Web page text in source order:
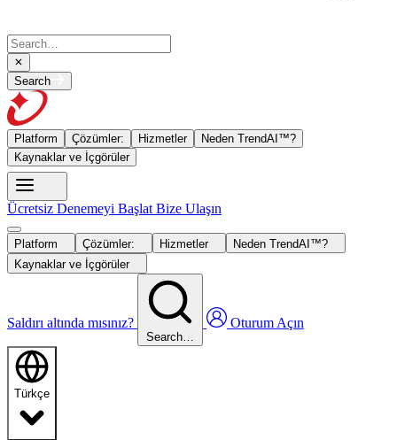
Search
Platform Çözümler: Hizmetler
Neden TrendAI™?
Kaynaklar ve İçgörüler
Ücretsiz Denemeyi Başlat Bize Ulaşın
Platform Çözümler: Hizmetler
Neden TrendAI™?
Kaynaklar ve İçgörüler
Saldırı altında mısınız?
Search…
Oturum Açın
Türkçe